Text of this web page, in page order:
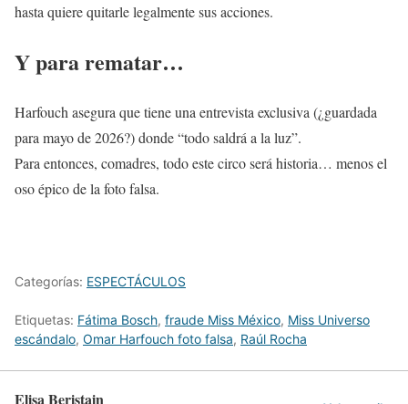
hasta quiere quitarle legalmente sus acciones.
Y para rematar…
Harfouch asegura que tiene una entrevista exclusiva (¿guardada
para mayo de 2026?) donde “todo saldrá a la luz”.
Para entonces, comadres, todo este circo será historia… menos el
oso épico de la foto falsa.
Categorías: ESPECTÁCULOS
Etiquetas: Fátima Bosch, fraude Miss México, Miss Universo
escándalo, Omar Harfouch foto falsa, Raúl Rocha
Elisa Beristain